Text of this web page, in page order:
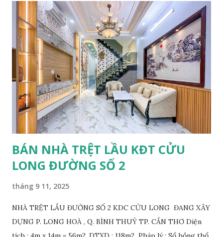
9x14=126m2 ODT. HƯỚNG: Tây Bắc . LỘ GIỚI: Lộ nhựa
15.5m, lề mỗi bên 4m PHÁP LÝ: Tái định cư, biên bản bàn
giao, không nợ CSHT, mua bán trực tiếp với chủ gốc. VỊ TRÍ:
Đường số 2, thông đường Làng Hoa, đường Trần Bạch Đằng,
KDC 12ha8, tiền năng tương lai thông qua Đại Học Y Dược.
GIÁ BÁN 1 nền: 1.650.000.000 VND THƯƠNG LƯỢNG. LIÊN
HỆ: 0868250359 găp Nam, Zalo 0932959131 gặp Tùng xem
nền.
BÁN NHÀ TRỆT LẦU KĐT CỬU
LONG ĐƯỜNG SỐ 2
tháng 9 11, 2025
NHÀ TRỆT LẦU ĐƯỜNG SỐ 2 KDC CỬU LONG ĐANG XÂY
DỰNG P. LONG HOÀ , Q. BÌNH THUỶ TP. CẦN THƠ Diện